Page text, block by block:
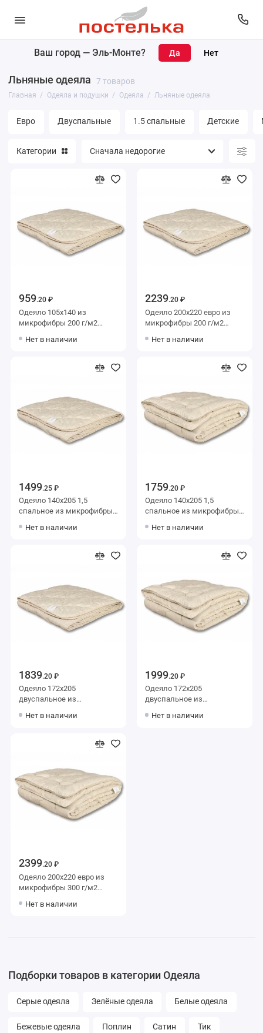
Ваш город — Эль-Монте?
Льняные одеяла 7 товаров
Главная Одеяла и подушки Одеяла Льняные одеяла
Евро Двуспальные 1.5 спальные Детские
Подушки
Наматрасники
Категории
959.20 ₽
Одеяло 105х140 из
микрофибры 200 г/м2
силиконизированное
Нет в наличии
2239.20 ₽
Одеяло 200х220 евро из
микрофибры 200 г/м2
силиконизированное
Нет в наличии
1499.25 ₽
Одеяло 140х205 1,5
спальное из микрофибры
силиконизированное
Нет в наличии
1759.20 ₽
Одеяло 140х205 1,5
спальное из микрофибры
силиконизированное
Нет в наличии
1839.20 ₽
Одеяло 172х205
двуспальное из
льняное волокно,
Нет в наличии
1999.20 ₽
Одеяло 172х205
двуспальное из
льняное волокно,
Нет в наличии
2399.20 ₽
Одеяло 200х220 евро из
микрофибры 300 г/м2
силиконизированное
Нет в наличии
Подборки товаров в категории Одеяла
Серые одеяла Зелёные одеяла Белые одеяла
Бежевые одеяла Поплин Сатин Тик